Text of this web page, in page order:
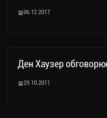
06.12.2017
Ден Хаузер обговорює
29.10.2011